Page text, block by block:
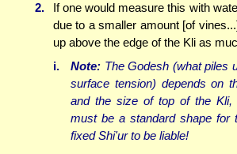
2.
If one would measure this with
due to a smaller amount [of
up above the edge of the Kli as
i.
Note: The Godesh (what piles
surface tension) depends on
and the size of top of the Kli,
must be a standard shape for
fixed Shi'ur to be liable!